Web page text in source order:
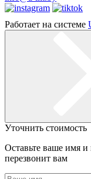
Работает на системе
Уточнить стоимость
Оставьте ваше имя
перезвонит вам